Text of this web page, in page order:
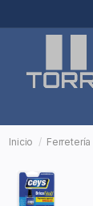
Inicio Ferretería